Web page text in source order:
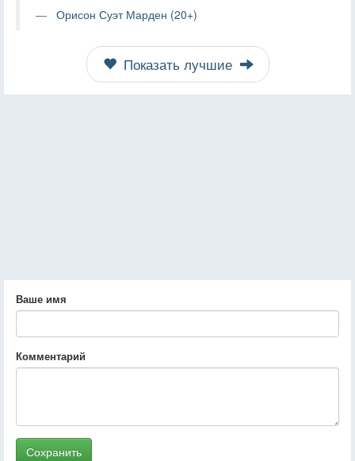
Орисон Суэт Марден (20+)
Показать лучшие
Ваше имя
Комментарий
Сохранить